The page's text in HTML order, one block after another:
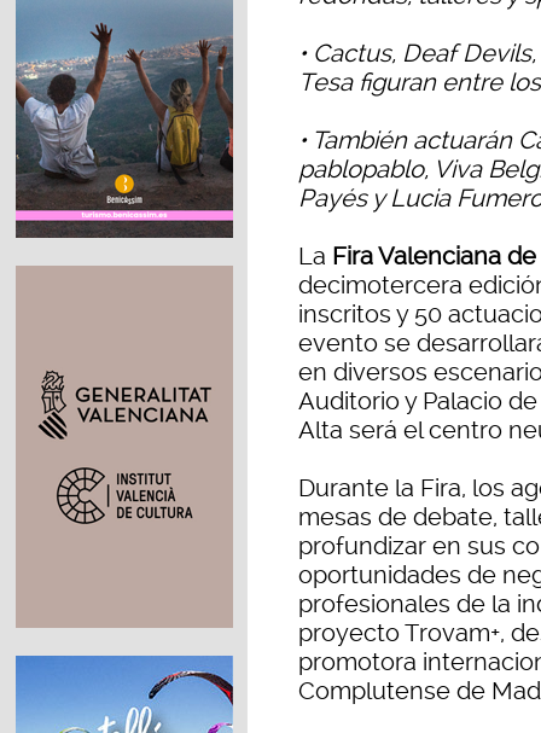
• Cactus, Deaf
Tesa figuran entre
• También actuarán
pablopablo, Viva
Payés y Lucia
La Fira Valenciana
decimotercera
inscritos y 50
evento se
en diversos
Auditorio y Palacio
Alta será el centro
Durante la Fira, los
mesas de debate,
profundizar en sus
oportunidades de
profesionales de la
proyecto Trovam+,
promotora
Complutense de